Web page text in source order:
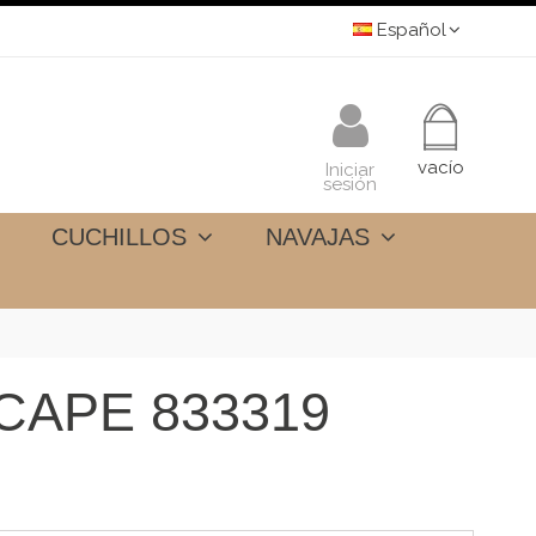
Español
vacío
Iniciar
sesión
CUCHILLOS
NAVAJAS
833319